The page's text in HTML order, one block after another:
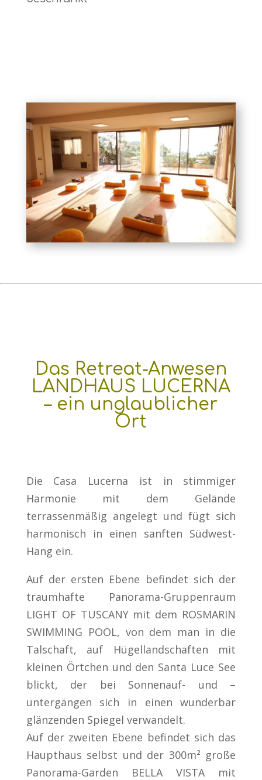
Das Retreat-Anwesen
LANDHAUS LUCERNA
– ein unglaublicher
Ort
Die Casa Lucerna ist in stimmiger
Harmonie mit dem Gelände
terrassenmäßig angelegt und fügt sich
harmonisch in einen sanften Südwest-
Hang ein.
Auf der ersten Ebene befindet sich der
traumhafte Panorama-Gruppenraum
LIGHT OF TUSCANY mit dem ROSMARIN
SWIMMING POOL, von dem man in die
Talschaft, auf Hügellandschaften mit
kleinen Örtchen und den Santa Luce See
blickt, der bei Sonnenauf- und –
untergängen sich in einen wunderbar
glänzenden Spiegel verwandelt.
Auf der zweiten Ebene befindet sich das
Haupthaus selbst und der 300m² große
Panorama-Garden BELLA VISTA mit